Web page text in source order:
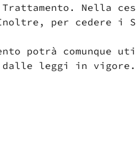
Nella
per cedere i
potrà comunque
dalle leggi in vigore.
(GDPR)
di accettare l'
(GDPR)